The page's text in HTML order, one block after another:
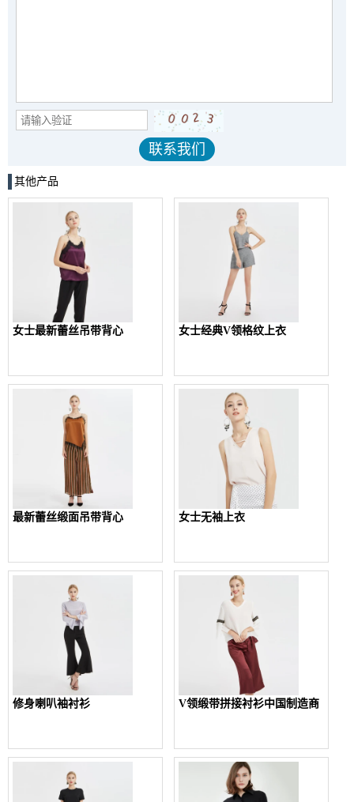
其他产品
女士最新蕾丝吊带背心 女士经典V领格纹上衣
最新蕾丝缎面吊带背心 女士无袖上衣
修身喇叭袖衬衫 V领缎带拼接衬衫中国制造商